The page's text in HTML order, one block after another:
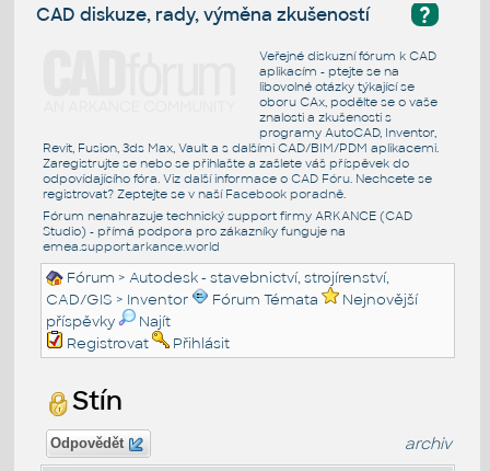
?
CAD diskuze, rady, výměna zkušeností
Veřejné diskuzní fórum k CAD
aplikacím - ptejte se na
libovolné otázky týkající se
oboru CAx, podělte se o vaše
znalosti a zkušenosti s
programy AutoCAD, Inventor,
Revit, Fusion, 3ds Max, Vault a s dalšími CAD/BIM/PDM aplikacemi.
Zaregistrujte se nebo se přihlašte a zašlete váš příspěvek do
odpovídajícího fóra. Viz další informace o CAD Fóru. Nechcete se
registrovat? Zeptejte se v naší Facebook poradně.
Fórum nenahrazuje technický support firmy ARKANCE (CAD
Studio) - přímá podpora pro zákazníky funguje na
emea.support.arkance.world
Fórum >Autodesk - stavebnictví, strojírenství,
CAD/GIS > Inventor Fórum Témata
Nejnovější
příspěvky
Najít
Registrovat
Přihlásit
Stín
Odpovědět archiv